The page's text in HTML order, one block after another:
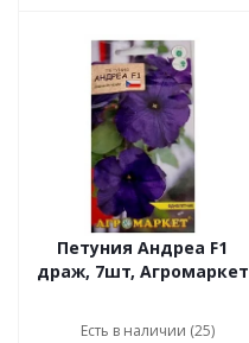
Петуния Андреа F1
драж, 7шт, Агромаркет
Есть в наличии (25)